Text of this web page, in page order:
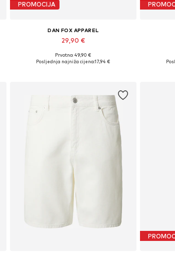
PROMOCIJA
DAN FOX APPAREL
29,90 €
Dostupne veličine: S, M, L, XL, XXL
Prvotno: 49,90 €
Posljednja najniža cijena:17,94 €